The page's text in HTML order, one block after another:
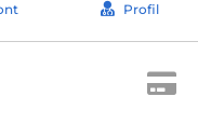
Profil